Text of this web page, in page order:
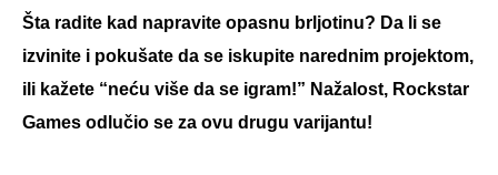
Šta radite kad napravite opasnu brljotinu? Da li se
izvinite i pokušate da se iskupite narednim projektom,
ili kažete “neću više da se igram!” Nažalost, Rockstar
Games odlučio se za ovu drugu varijantu!